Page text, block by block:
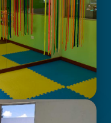
EN